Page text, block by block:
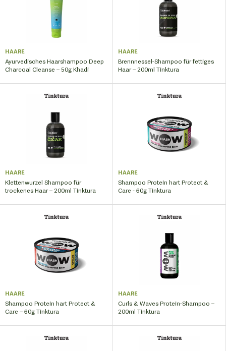
HAARE
Ayurvedisches Haarshampoo Deep
Charcoal Cleanse – 50g Khadi
HAARE
Brennnessel-Shampoo für fettiges
Haar – 200ml Tinktura
HAARE
Klettenwurzel Shampoo für
trockenes Haar – 200ml Tinktura
HAARE
Shampoo Protein hart Protect &
Care - 60g Tinktura
HAARE
Shampoo Protein hart Protect &
Care – 60g Tinktura
HAARE
Curls & Waves Protein-Shampoo –
200ml Tinktura